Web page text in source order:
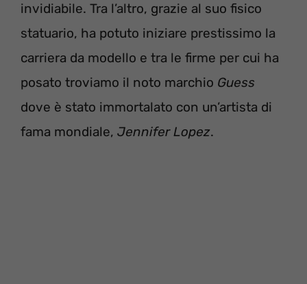
invidiabile. Tra l’altro, grazie al suo fisico
statuario, ha potuto iniziare prestissimo la
carriera da modello e tra le firme per cui ha
posato troviamo il noto marchio Guess
dove è stato immortalato con un’artista di
fama mondiale, Jennifer Lopez.